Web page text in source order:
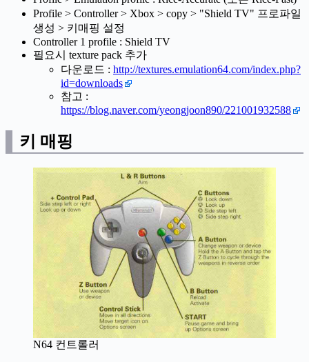
Profile > Controller > Xbox > copy > "Shield TV" 프로파일
생성 > 키매핑 설정
Controller 1 profile : Shield TV
필요시 texture pack 추가
다운로드 : http://textures.emulation64.com/index.php?
id=downloads
참고 :
https://blog.naver.com/yeongjoon890/221001932588
키 매핑
N64 컨트롤러